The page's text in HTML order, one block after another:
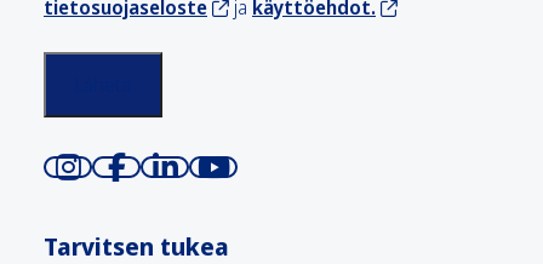
tietosuojaseloste
ja käyttöehdot.
Tarvitsen tukea